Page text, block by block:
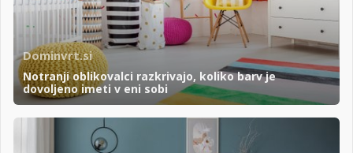
Dominvrt.si
Notranji oblikovalci razkrivajo, koliko barv je
dovoljeno imeti v eni sobi